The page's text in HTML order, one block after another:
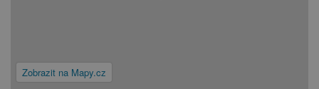
Zobrazit na Mapy.cz